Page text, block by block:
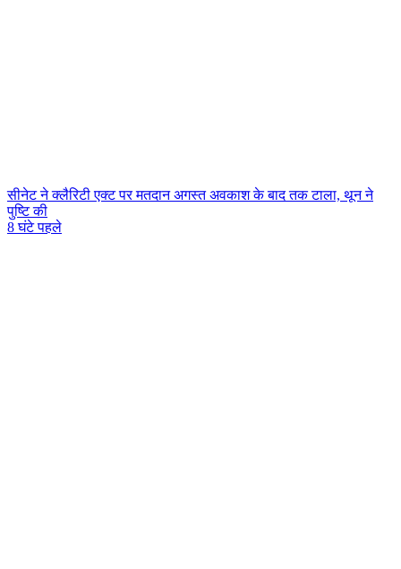
सीनेट ने क्लैरिटी एक्ट पर मतदान अगस्त अवकाश के बाद तक टाला, थून ने
पुष्टि की
8 घंटे पहले